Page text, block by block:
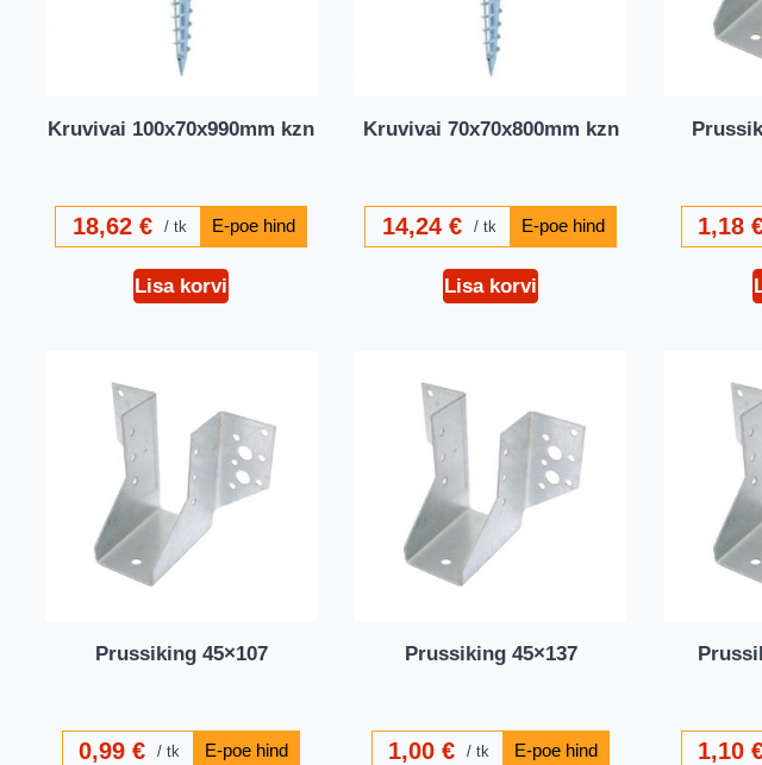
Kruvivai 100x70x990mm kzn
18,62 € tk
Lisa korvi
Kruvivai 70x70x800mm kzn
14,24 € tk
Lisa korvi
1,18
Prussiking 45×107
0,99€ tk
Prussiking 45×137
1,00€ tk 1,10